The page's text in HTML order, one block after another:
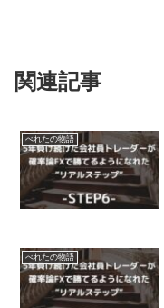
関連記事
べれたの物語
べれたの物語